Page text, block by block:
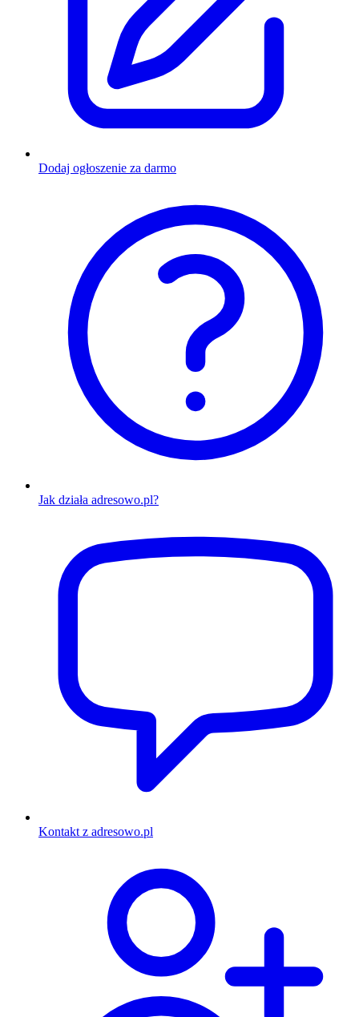
Dodaj ogłoszenie za darmo
Jak działa adresowo.pl?
Kontakt z adresowo.pl